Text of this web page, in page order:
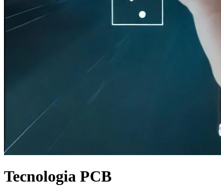
Tecnologia PCB